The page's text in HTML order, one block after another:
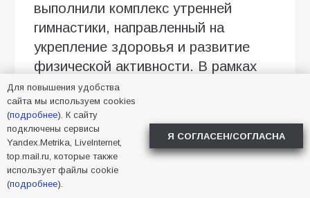
выполнили комплекс утренней
гимнастики, направленный на
укрепление здоровья и развитие
физической активности. В рамках
мероприятия был организован
тематический флешмоб,
приуроченный ко Дню рождения
светофора. В игровой форме дети
закрепили знания правил дорожного
движения, изучили значение
Для повышения удобства
сайта мы используем cookies
(подробнее). К сайту
подключены сервисы
Yandex.Metrika, LiveInternet,
top.mail.ru, которые также
использует файлы cookie
(подробнее).
Я СОГЛАСЕН/СОГЛАСНА